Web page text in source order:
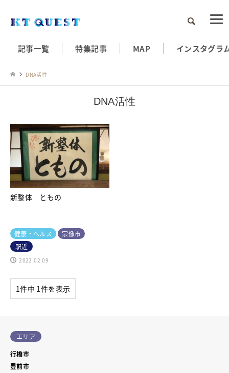
検索
記事一覧 特集記事 MAP インスタグラ
DNA活性
DNA活性
新整体 ともの
健康・ヘルス
宗像市
駅近
2022.02.09
1件中 1件を表示
エリア
行橋市
豊前市